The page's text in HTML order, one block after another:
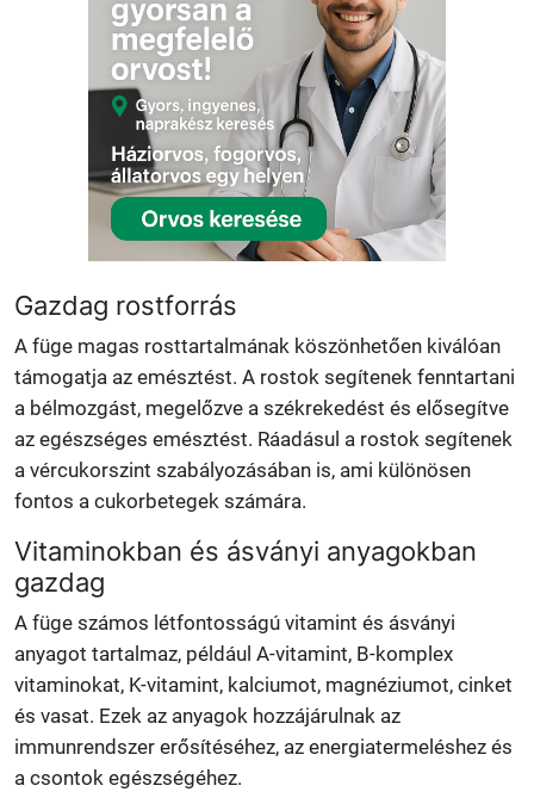
Gazdag rostforrás
A füge magas rosttartalmának köszönhetően kiválóan
támogatja az emésztést. A rostok segítenek fenntartani
a bélmozgást, megelőzve a székrekedést és elősegítve
az egészséges emésztést. Ráadásul a rostok segítenek
a vércukorszint szabályozásában is, ami különösen
fontos a cukorbetegek számára.
Vitaminokban és ásványi anyagokban
gazdag
A füge számos létfontosságú vitamint és ásványi
anyagot tartalmaz, például A-vitamint, B-komplex
vitaminokat, K-vitamint, kalciumot, magnéziumot, cinket
és vasat. Ezek az anyagok hozzájárulnak az
immunrendszer erősítéséhez, az energiatermeléshez és
a csontok egészségéhez.